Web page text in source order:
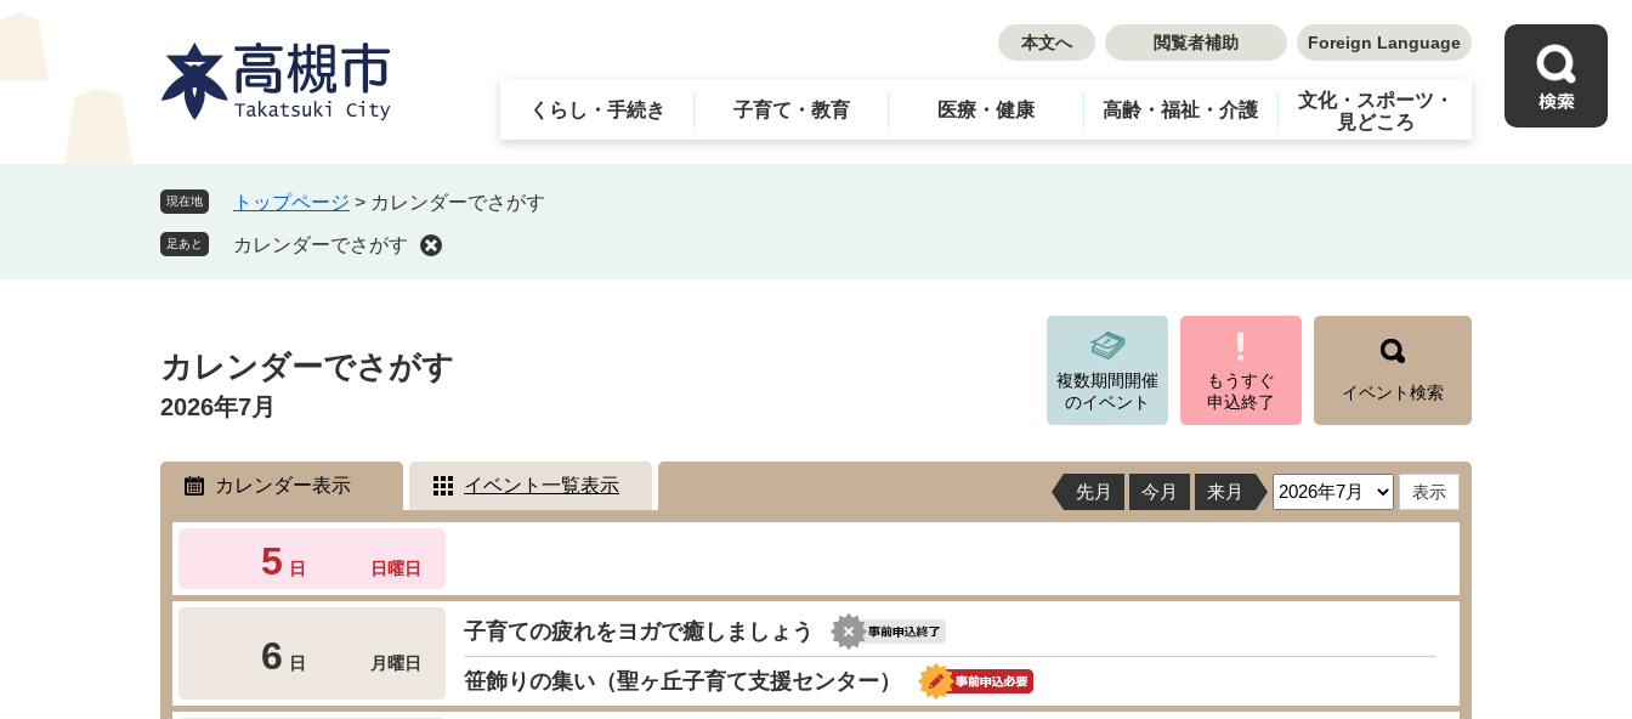
ペ
メ
本文へ 閲覧者補助 Foreign Language
くらし・手続き 子育て・教育 医療・健康 高齢・福祉・介護
文化・スポーツ・
見どころ
現在地 トップページ > カレンダーでさがす
足あと カレンダーでさがす
文
カレンダーでさがす
複数期間開催
のイベント
もうすぐ
申込終了
イベント検索
2026年7月
カレンダー表示 イベント一覧表示 先月 今月 来月
5 日 日曜日
6 日 月曜日
子育ての疲れをヨガで癒しましょう
笹飾りの集い（聖ヶ丘子育て支援センター）